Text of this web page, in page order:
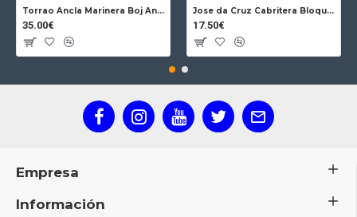
Torrao Ancla Marinera Boj Ancla Bloqueo
35.00€
Jose da Cruz Cabritera Bloqueo Encina Carbono
17.50€
Empresa
Información